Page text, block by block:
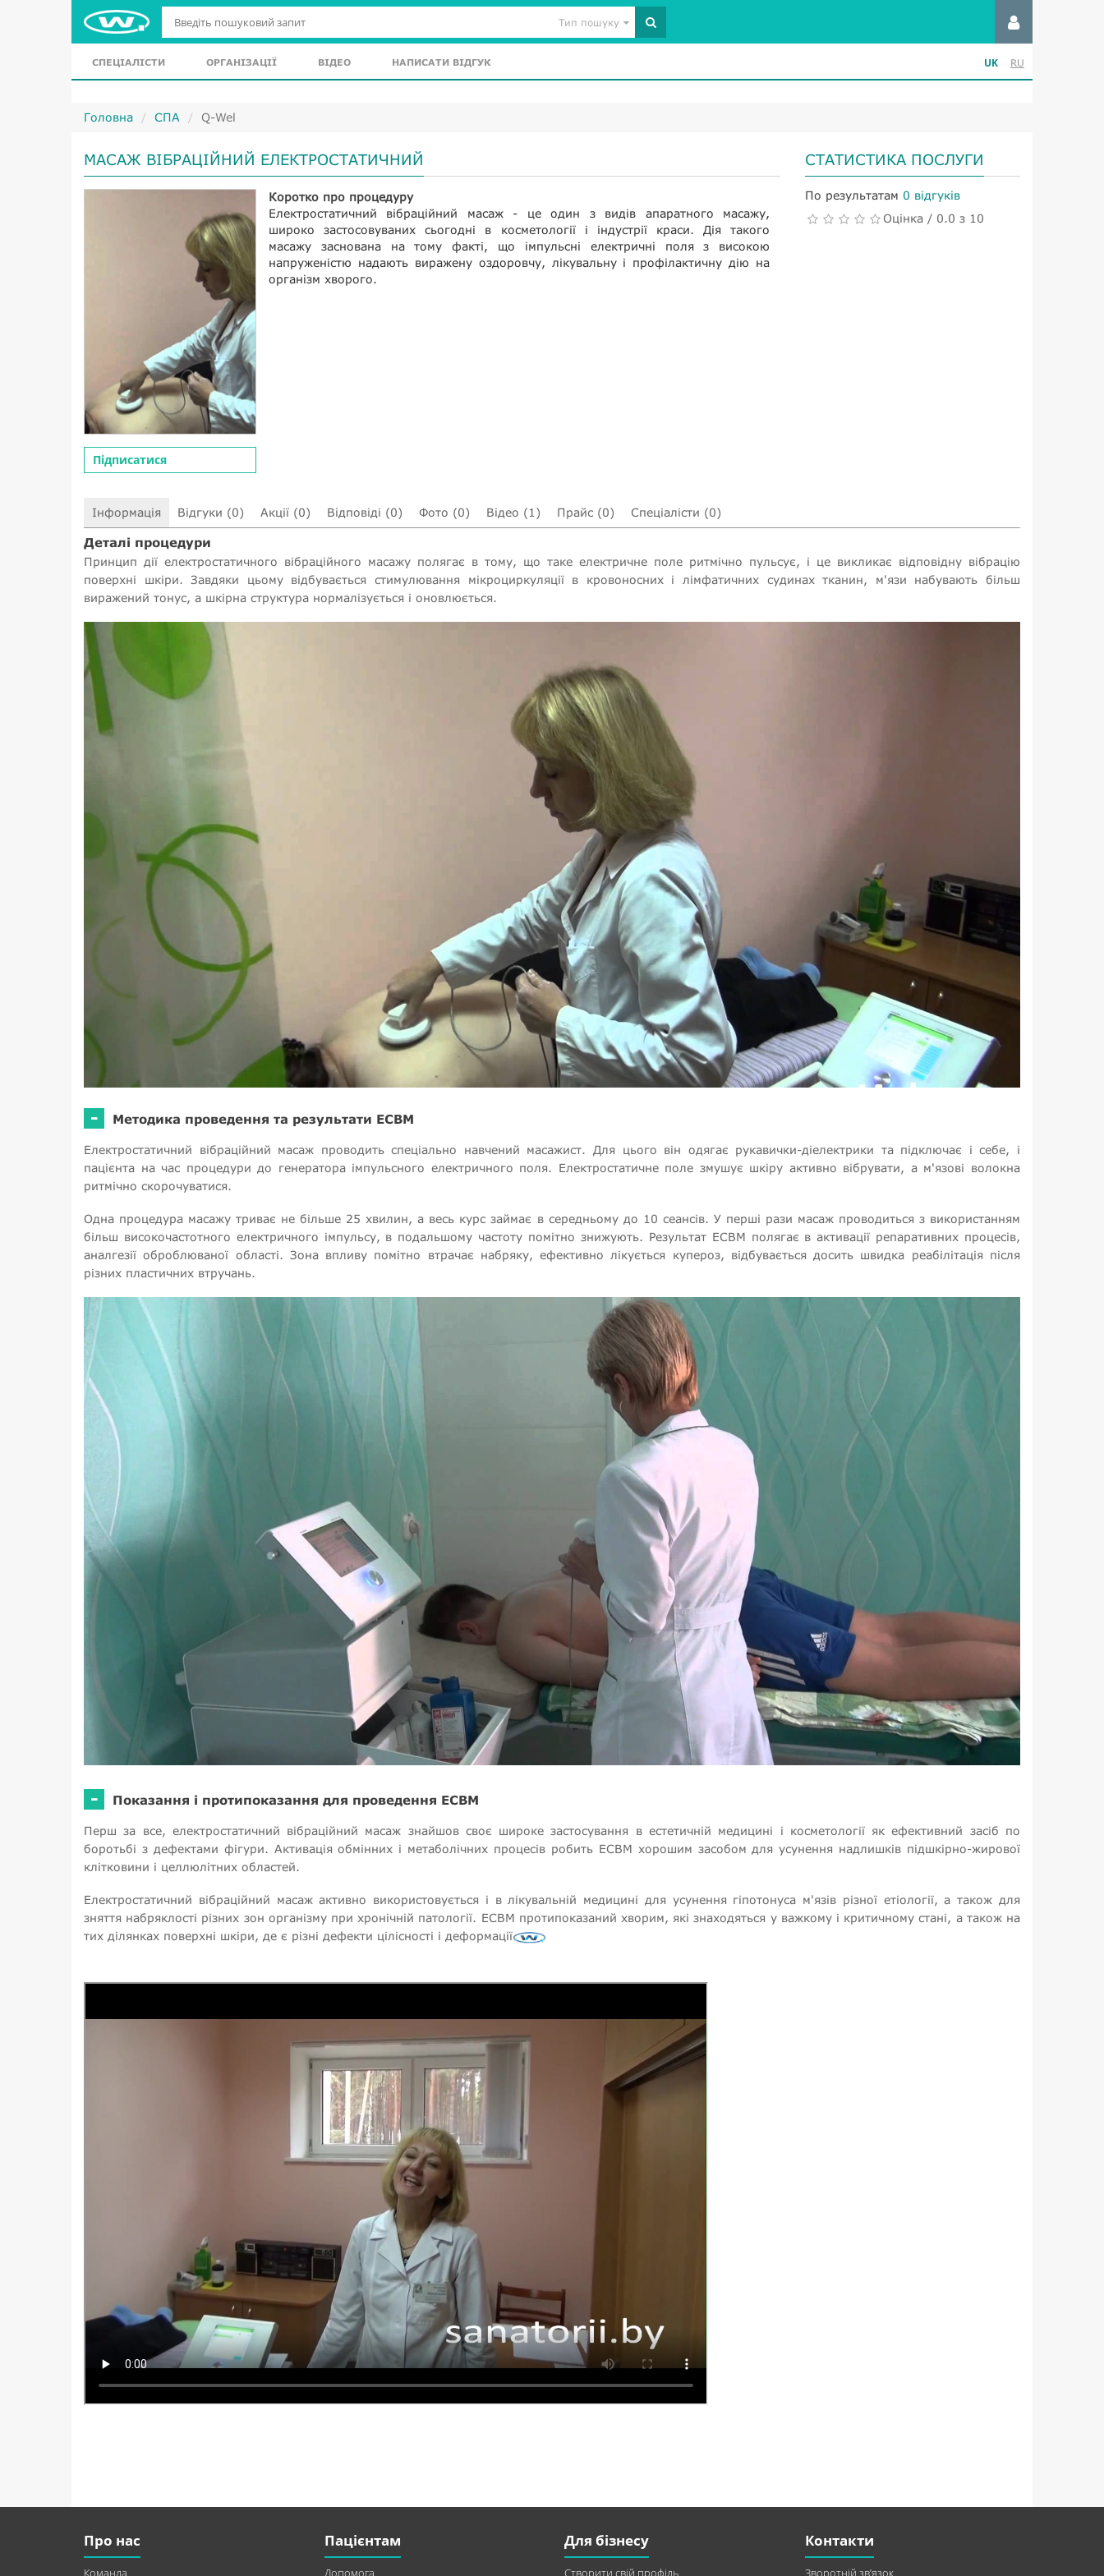
Тип пошуку
СПЕЦІАЛІСТИ ОРГАНІЗАЦІЇ ВІДЕО НАПИСАТИ ВІДГУК UK RU
Головна СПА Q-Wel
МАСАЖ ВІБРАЦІЙНИЙ ЕЛЕКТРОСТАТИЧНИЙ
Підписатися
Коротко про процедуру
Електростатичний вібраційний масаж - це один з видів апаратного масажу,
широко застосовуваних сьогодні в косметології і індустрії краси. Дія такого
масажу заснована на тому факті, що імпульсні електричні поля з високою
напруженістю надають виражену оздоровчу, лікувальну і профілактичну дію на
організм хворого.
СТАТИСТИКА ПОСЛУГИ
По результатам 0 відгуків
Оцінка / 0.0 з 10
Інформація Відгуки (0) Акції (0) Відповіді (0) Фото (0) Відео (1) Прайс (0) Спеціалісти (0)
Деталі процедури
Принцип дії електростатичного вібраційного масажу полягає в тому, що таке електричне поле ритмічно пульсує, і це викликає відповідну вібрацію
поверхні шкіри. Завдяки цьому відбувається стимулювання мікроциркуляції в кровоносних і лімфатичних судинах тканин, м'язи набувають більш
виражений тонус, а шкірна структура нормалізується і оновлюється.
- Методика проведення та результати ЕСВМ
Електростатичний вібраційний масаж проводить спеціально навчений масажист. Для цього він одягає рукавички-діелектрики та підключає і себе, і
пацієнта на час процедури до генератора імпульсного електричного поля. Електростатичне поле змушує шкіру активно вібрувати, а м'язові волокна
ритмічно скорочуватися.
Одна процедура масажу триває не більше 25 хвилин, а весь курс займає в середньому до 10 сеансів. У перші рази масаж проводиться з використанням
більш високочастотного електричного імпульсу, в подальшому частоту помітно знижують. Результат ЕСВМ полягає в активації репаративних процесів,
аналгезії оброблюваної області. Зона впливу помітно втрачає набряку, ефективно лікується купероз, відбувається досить швидка реабілітація після
різних пластичних втручань.
- Показання і протипоказання для проведення ЕСВМ
Перш за все, електростатичний вібраційний масаж знайшов своє широке застосування в естетичній медицині і косметології як ефективний засіб по
боротьбі з дефектами фігури. Активація обмінних і метаболічних процесів робить ЕСВМ хорошим засобом для усунення надлишків підшкірно-жирової
клітковини і целлюлітних областей.
Електростатичний вібраційний масаж активно використовується і в лікувальній медицині для усунення гіпотонуса м'язів різної етіології, а також для
зняття набряклості різних зон організму при хронічній патології. ЕСВМ протипоказаний хворим, які знаходяться у важкому і критичному стані, а також на
тих ділянках поверхні шкіри, де є різні дефекти цілісності і деформації
Про нас
Команда
Пацієнтам
Допомога
Для бізнесу
Створити свій профіль
Контакти
Зворотній зв’язок